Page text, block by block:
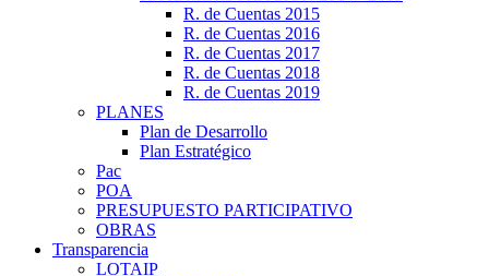
R. de Cuentas 2015
R. de Cuentas 2016
R. de Cuentas 2017
R. de Cuentas 2018
R. de Cuentas 2019
PLANES
Plan de Desarrollo
Plan Estratégico
Pac
POA
PRESUPUESTO PARTICIPATIVO
OBRAS
Transparencia
LOTAIP